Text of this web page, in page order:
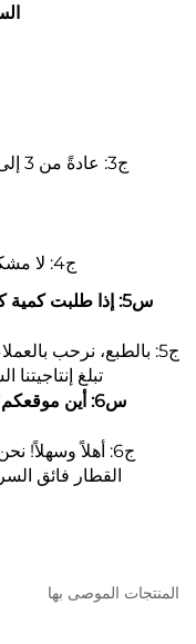
السؤال 2:
ج3: عادةً من 3 إلى 5 أيام للمنتجات المتوفرة في المخزون.
ج4: لا مشكلة. من فضلك أخبرنا بمتطلباتك المحددة.
س5: إذا طلبت
ج5: بالطبع، نرحب
تبلغ إنتاجيتنا الشهرية
س6: أين
ج6: أهلاً
القطار فائق
المنتجات الموصى بها